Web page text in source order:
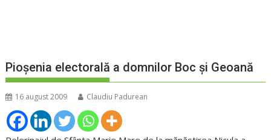
Pioşenia electorală a domnilor Boc şi Geoană
16 august 2009 Claudiu Padurean